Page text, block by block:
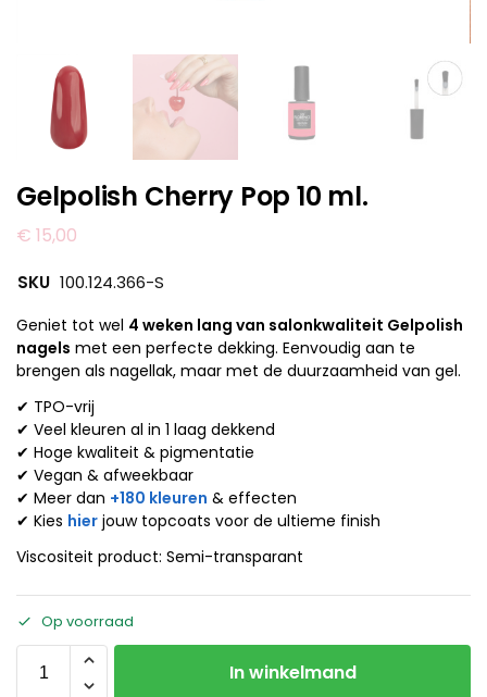
Gelpolish Cherry Pop 10 ml.
€ 15,00
SKU 100.124.366-S
Geniet tot wel 4 weken lang van salonkwaliteit Gelpolish
nagels met een perfecte dekking. Eenvoudig aan te
brengen als nagellak, maar met de duurzaamheid van gel.
✔ TPO-vrij
✔ Veel kleuren al in 1 laag dekkend
✔ Hoge kwaliteit & pigmentatie
✔ Vegan & afweekbaar
✔ Meer dan +180 kleuren & effecten
✔ Kies hier jouw topcoats voor de ultieme finish
Viscositeit product: Semi-transparant
Op voorraad
In winkelmand